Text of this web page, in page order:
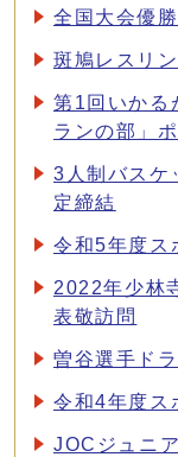
全国大会優
斑鳩レスリ
第1回いかる
ランの部」
3人制バスケ
定締結
令和5年度ス
2022年少林
表敬訪問
曽谷選手ド
令和4年度ス
JOCジュニ